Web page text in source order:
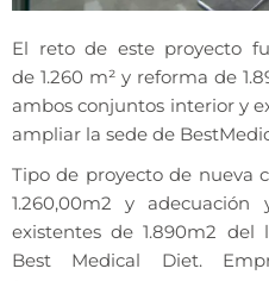
El reto de este proyecto
de 1.260 m² y reforma de
ambos conjuntos interior y
ampliar la sede de
Tipo de proyecto de nueva
1.260,00m2 y
existentes de 1.890m2 del
Best Medical Diet.